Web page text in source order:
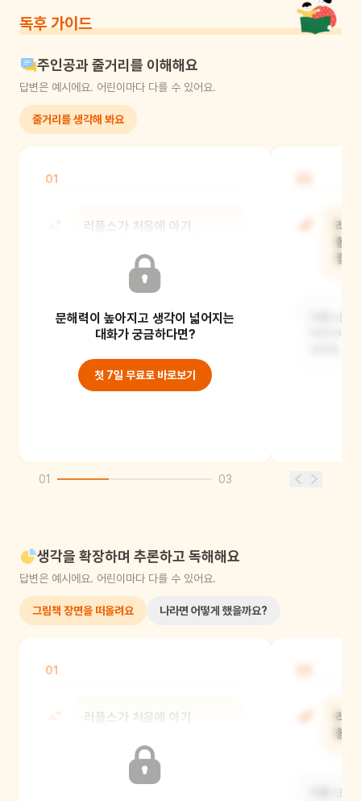
독후 가이드
주인공과 줄거리를 이해해요
답변은 예시에요. 어린이마다 다를 수 있어요.
줄거리를 생각해 봐요
01
러플스가 처음에 아기
러플스는 혼자 노는 걸 좋아했기 때문에
아기 고양이들이 자꾸 방해한다고
문해력이 높아지고 생각이 넓어지는
대화가 궁금하다면?
첫 7일 무료로 바로보기
러
함
뭘
러플스는
따라다니
01 03
생각을 확장하며 추론하고 독해해요
답변은 예시에요. 어린이마다 다를 수 있어요.
그림책 장면을 떠올려요 나라면 어떻게 했을까요?
01
러플스가 처음에 아기
표정을 지었어?
러
함
러플스는